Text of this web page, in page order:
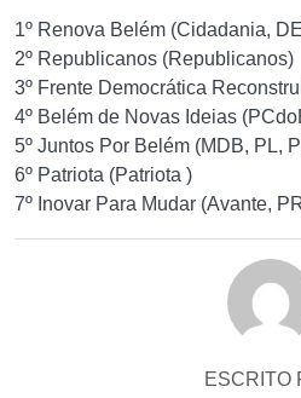
1º Renova Belém (Cidadania,
2º Republicanos (Republicanos)
3º Frente Democrática
4º Belém de Novas Ideias
5º Juntos Por Belém (MDB, PL,
6º Patriota (Patriota )
7º Inovar Para Mudar (Avante,
ESCRITO